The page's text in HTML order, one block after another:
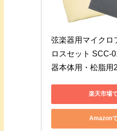
弦楽器用マイクロ
ロスセット SCC-
器本体用・松脂用
楽天市場
Amazon